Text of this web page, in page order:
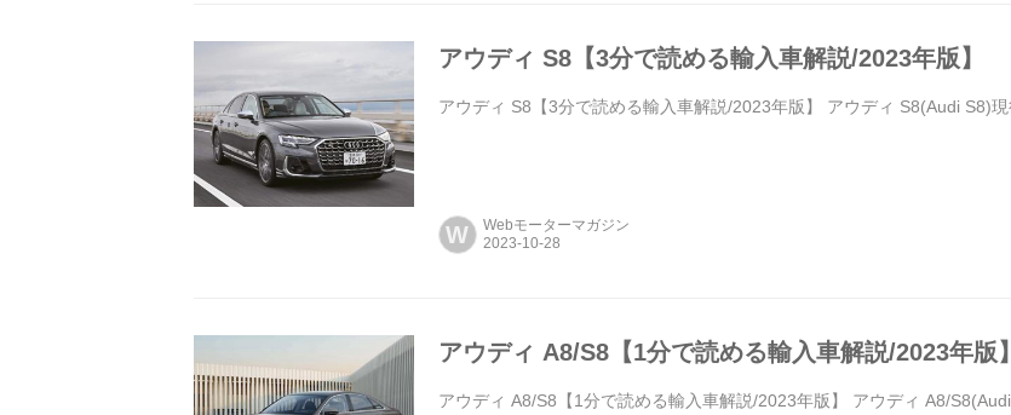
アウディ S8【3分で読める輸入車解説/2023年版】
アウディ S8【3分で読める輸入車解説/2023年版】 アウディ S8(Audi S8)
W Webモーターマガジン
アウディ A8/S8【1分で読める輸入車解説/2023年版】
アウディ A8/S8【1分で読める輸入車解説/2023年版】 アウディ A8/